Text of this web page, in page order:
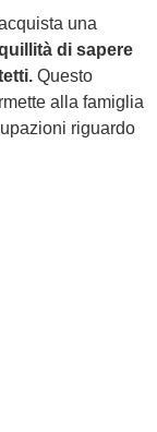
una
di sapere
Questo
alla famiglia
riguardo